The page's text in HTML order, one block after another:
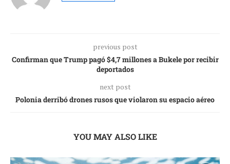
previous post
Confirman que Trump pagó $4,7 millones a Bukele por recibir
deportados
next post
Polonia derribó drones rusos que violaron su espacio aéreo
YOU MAY ALSO LIKE